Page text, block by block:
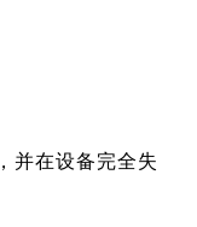
并在设备完全失